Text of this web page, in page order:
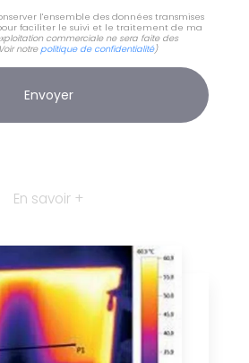
l'ensemble des données transmises
faciliter le suivi et le traitement de ma
commerciale ne sera faite des
notrepolitique de confidentialité)
En savoir +